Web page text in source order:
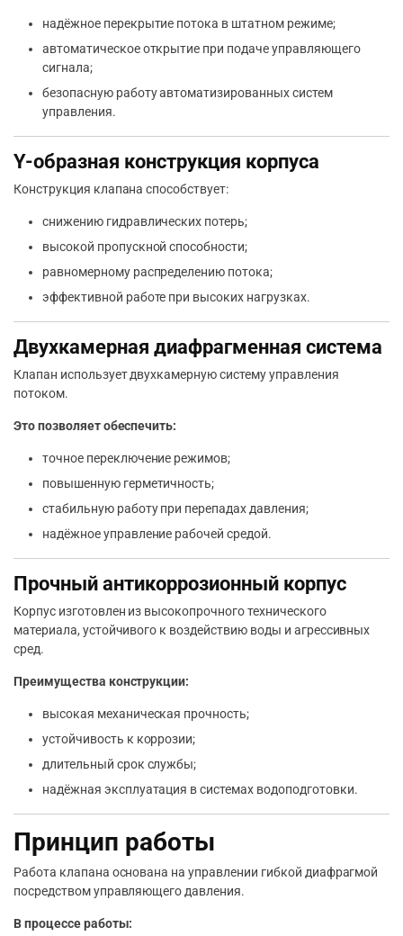
надёжное перекрытие потока в штатном режиме;
автоматическое открытие при подаче управляющего
сигнала;
безопасную работу автоматизированных систем
управления.
Y-образная конструкция корпуса
Конструкция клапана способствует:
снижению гидравлических потерь;
высокой пропускной способности;
равномерному распределению потока;
эффективной работе при высоких нагрузках.
Двухкамерная диафрагменная система
Клапан использует двухкамерную систему управления
потоком.
Это позволяет обеспечить:
точное переключение режимов;
повышенную герметичность;
стабильную работу при перепадах давления;
надёжное управление рабочей средой.
Прочный антикоррозионный корпус
Корпус изготовлен из высокопрочного технического
материала, устойчивого к воздействию воды и агрессивных
сред.
Преимущества конструкции:
высокая механическая прочность;
устойчивость к коррозии;
длительный срок службы;
надёжная эксплуатация в системах водоподготовки.
Принцип работы
Работа клапана основана на управлении гибкой диафрагмой
посредством управляющего давления.
В процессе работы: